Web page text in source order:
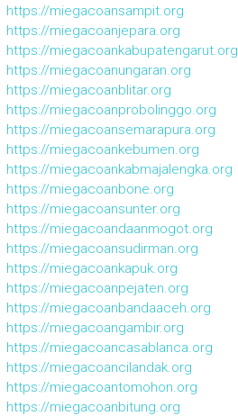
https://miegacoansampit.org
https://miegacoanjepara.org
https://miegacoankabupatengarut.org
https://miegacoanungaran.org
https://miegacoanblitar.org
https://miegacoanprobolinggo.org
https://miegacoansemarapura.org
https://miegacoankebumen.org
https://miegacoankabmajalengka.org
https://miegacoanbone.org
https://miegacoansunter.org
https://miegacoandaanmogot.org
https://miegacoansudirman.org
https://miegacoankapuk.org
https://miegacoanpejaten.org
https://miegacoanbandaaceh.org
https://miegacoangambir.org
https://miegacoancasablanca.org
https://miegacoancilandak.org
https://miegacoantomohon.org
https://miegacoanbitung.org